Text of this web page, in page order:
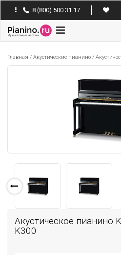
8 (800) 500 31 17
Pianino
Главная / Акустические пианино /
Акустическое пианино
K300